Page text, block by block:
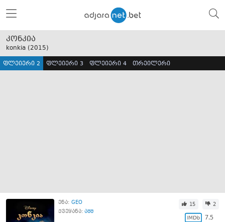
კონკია
konkia (2015)
ფლეიერი 2 ფლეიერი 3 ფლეიერი 4 თრეილერი
ენა: GEO
ქვეყანა: აშშ
15 2
7.5